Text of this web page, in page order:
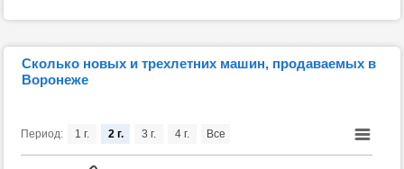
Сколько новых и трехлетних машин, продаваемых в
Воронеже
Период: 1 г. 2 г. 3 г. 4 г. Все